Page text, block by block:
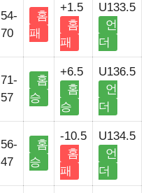
54-
70
홈
패
+1.5
홈
패
U133.5
언
더
71-
57
홈
승
+6.5
홈
승
U136.5
언
더
56-
47
홈
승
-10.5
홈
패
U134.5
언
더